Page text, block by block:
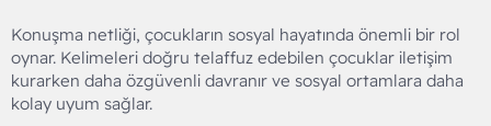
Konuşma netliği, çocukların sosyal hayatında önemli bir rol
oynar. Kelimeleri doğru telaffuz edebilen çocuklar iletişim
kurarken daha özgüvenli davranır ve sosyal ortamlara daha
kolay uyum sağlar.